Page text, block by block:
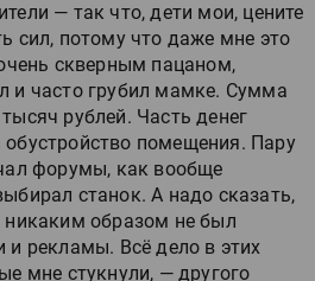
— так что, дети мои, цените
сил, потому что даже мне это
скверным пацаном,
и часто грубил мамке. Сумма
рублей. Часть денег
помещения. Пару
форумы, как вообще
станок. А надо сказать,
никаким образом не был
и рекламы. Всё дело в этих
мне стукнули, — другого